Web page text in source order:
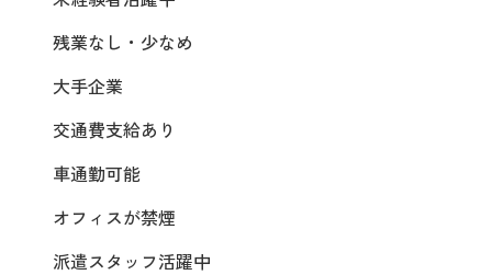
残業なし・少なめ
大手企業
交通費支給あり
車通勤可能
オフィスが禁煙
派遣スタッフ活躍中